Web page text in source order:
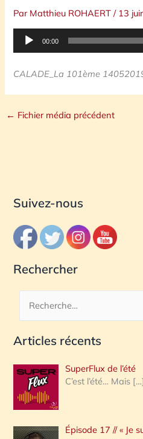
Par Matthieu ROHAERT/ 13
Lecteur
00:00
CALADE_La 101ème
← Fichier média précédent
Suivez-nous
Rechercher
c
e
r
c
h
Articles récents
SuperFlux de l’été
C’est l’été… Mais […]
Épisode 17 // « Je